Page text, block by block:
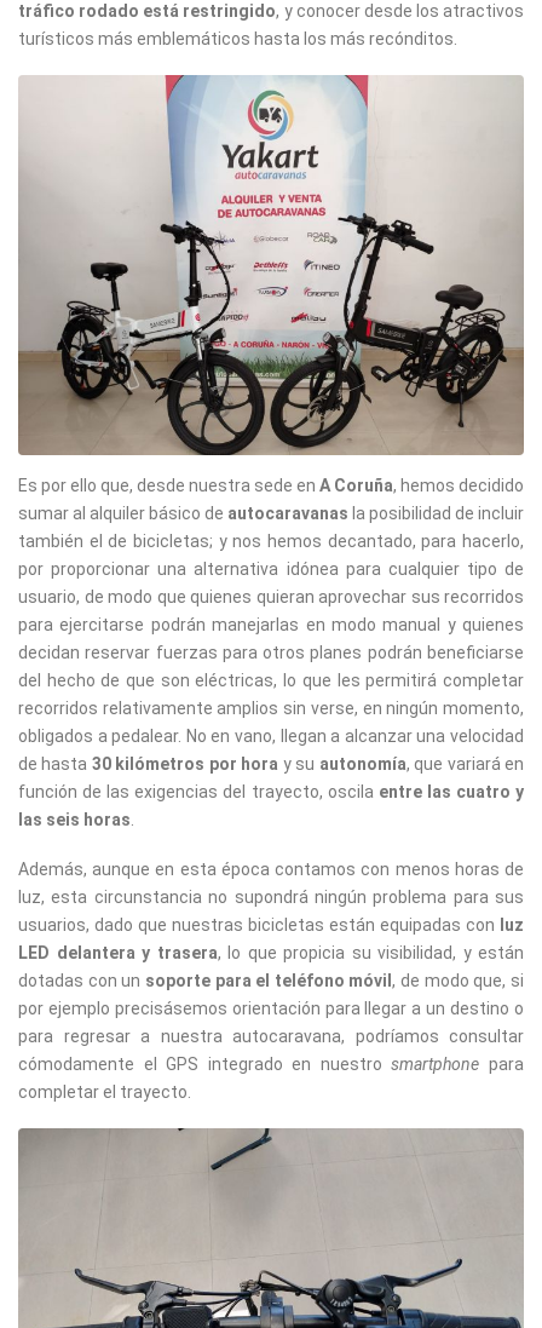
tráfico rodado está restringido, y conocer desde los atractivos
turísticos más emblemáticos hasta los más recónditos.
Es por ello que, desde nuestra sede en A Coruña, hemos decidido
sumar al alquiler básico de autocaravanas la posibilidad de incluir
también el de bicicletas; y nos hemos decantado, para hacerlo,
por proporcionar una alternativa idónea para cualquier tipo de
usuario, de modo que quienes quieran aprovechar sus recorridos
para ejercitarse podrán manejarlas en modo manual y quienes
decidanreservar fuerzas para otros planes podránbeneficiarse
del hecho de que son eléctricas, lo que les permitirá completar
recorridos relativamente amplios sin verse, en ningún momento,
obligados a pedalear. No en vano, llegan a alcanzar una velocidad
de hasta 30 kilómetros por hora y su autonomía, que variará en
función de las exigencias del trayecto, oscila entre las cuatro y
las seis horas
Además, aunque en esta época contamos con menos horas de
luz, esta circunstancia no supondrá ningún problema para sus
usuarios, dado que nuestras bicicletas están equipadas con luz
LED delantera y trasera, lo que propicia su visibilidad, y están
dotadas con un soporte para el teléfono móvil, de modo que, si
por ejemplo precisásemos orientación para llegar a un destino o
para regresar a nuestra autocaravana, podríamos consultar
cómodamente el GPS integrado en nuestrosmartphone para
completar el trayecto.